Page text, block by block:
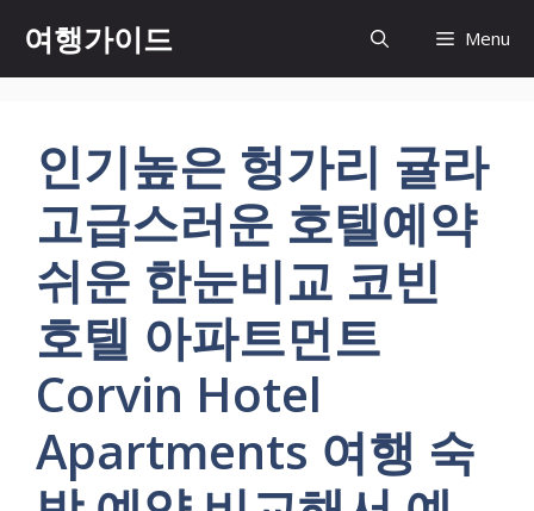
츠
여행가이드 Menu
인기높은 헝가리 귤라
고급스러운 호텔예약
쉬운 한눈비교 코빈
호텔 아파트먼트
Corvin Hotel
Apartments 여행 숙